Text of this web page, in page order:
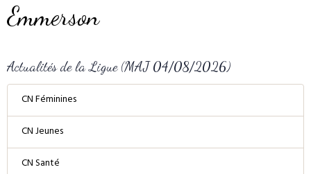
Emmerson
Actualités de la Ligue (MAJ 04/08/2026)
CN Féminines
CN Jeunes
CN Santé